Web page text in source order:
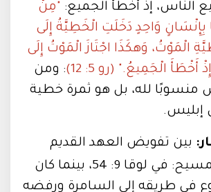
الناس، إذ أخطأ الجميع: "مِنْ
بِإِنْسَانٍ وَاحِدٍ دَخَلَتِ الْخَطِيَّةُ إِلَى
الْمَوْتُ، وَهكَذَا اجْتَازَ الْمَوْتُ إِلَى
الْجَمِيعُ." (رو 5: 12)
: ومن
منسوبًا لله، بل هو ثمرة خطية
إبليس.
بين تفويض العهد القديم
وإعلان المسيح: في لوقا 9: 54، بينما كان
في طريقه إلى السامرة ورفضه